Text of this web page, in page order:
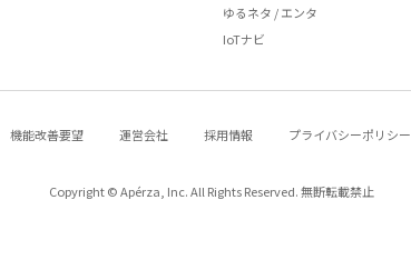
ゆるネタ / エンタ
IoTナビ
機能改善要望 運営会社 採用情報 プライバシーポリシー
Copyright © Apérza, Inc. All Rights Reserved. 無断転載禁止